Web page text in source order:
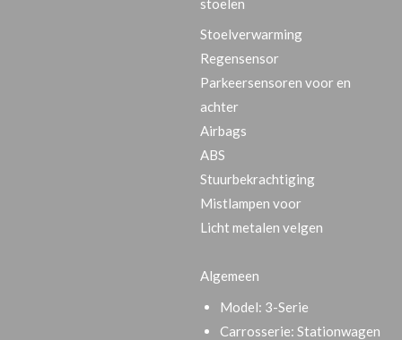
stoelen
Stoelverwarming
Regensensor
Parkeersensoren voor en
achter
Airbags
ABS
Stuurbekrachtiging
Mistlampen voor
Licht metalen velgen
Algemeen
Model: 3-Serie
Carrosserie: Stationwagen